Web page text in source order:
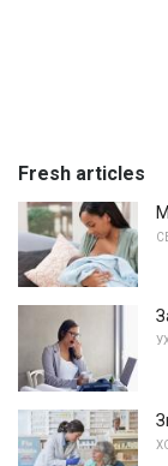
Fresh articles